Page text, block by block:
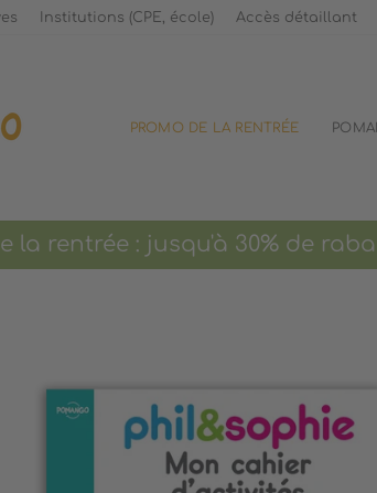
Institutions (CPE, école) Accès détaillant
PROMO DE LA RENTRÉE
rentrée : jusqu'à 30% de